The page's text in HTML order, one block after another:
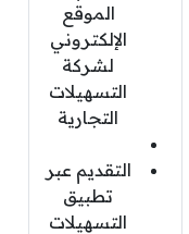
الموقع
الإلكتروني
لشركة
التسهيلات
التجارية
التقديم عبر
تطبيق
التسهيلات